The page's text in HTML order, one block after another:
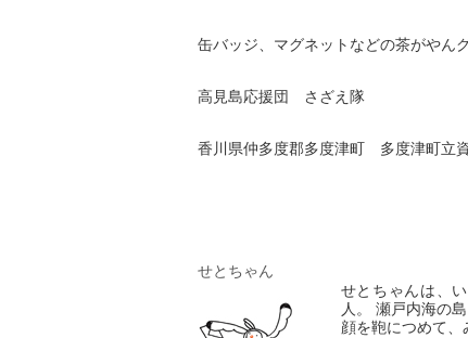
缶バッジ、マグネットなどの茶がやん
高見島応援団 さざえ隊
香川県仲多度郡多度津町 多度津町立
せとちゃん
せとちゃんは、
人。 瀬戸内海の
顔を鞄につめて、